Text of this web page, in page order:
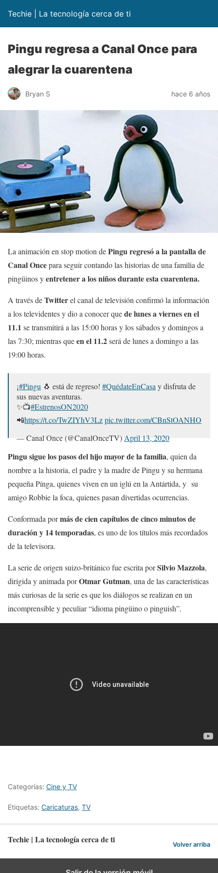
Techie | La tecnología cerca de ti
Pingu regresa a Canal Once para
alegrar la cuarentena
Bryan S hace 6 años
La animación en stop motion dePinguregresó a la pantalla de
Canal Oncepara seguir contando las historias de una familia de
pingüinos yentretener a los niños durante esta cuarentena.
A través deTwitterel canal de televisión confirmó la información
a los televidentes y dio a conocer quede lunes a viernes en el
11.1 se transmitirá a las 15:00 horas y los sábados y domingos a
las 7:30; mientras queen el 11.2será de lunes a domingo a las
19:00 horas.
¡#Pingu 🐧 está de regreso! #QuédateEnCasa y disfruta de
sus nuevas aventuras.
✨📺#EstrenosON2020
📲https://t.co/TwZIYhV3Lzpic.twitter.com/CBnStOANHO
— Canal Once (@CanalOnceTV) April 13, 2020
Pingu sigue los pasos del hijo mayor de la familia, quien da
nombre a la historia, el padre y la madre de Pingu y su hermana
pequeña Pínga, quienes viven en un iglú en la Antártida, y su
amigo Robbie la foca, quienes pasan divertidas ocurrencias.
Conformada pormás de cien capítulos de cinco minutos de
duración y 14 temporadas, es uno de los títulos más recordados
de la televisora.
La serie de origen suizo-británico fue escrita porSilvio Mazzola,
dirigida y animada porOtmar Gutman, una de las características
más curiosas de la serie es que los diálogos se realizan en un
incomprensible y peculiar “idioma pingüino o pinguish”.
Categorías: Cine y TV
Etiquetas: Caricaturas, TV
Techie | La tecnología cerca de ti Volver arriba